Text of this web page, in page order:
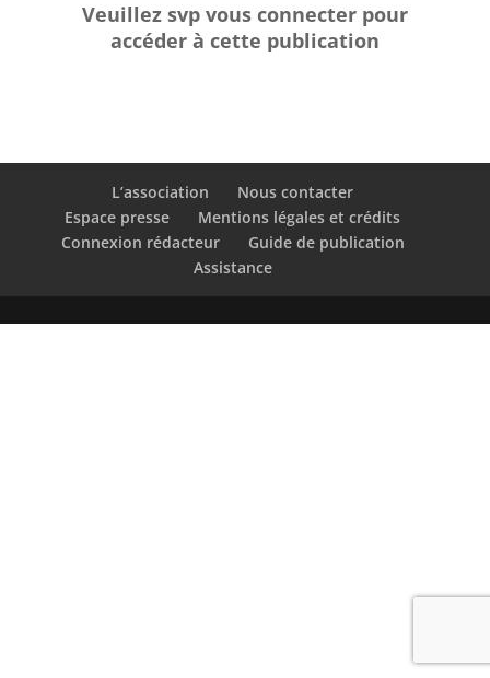
Veuillez svp vous connecter pour
accéder à cette publication
L’association
Nous contacter
Espace presse
Mentions légales et crédits
Connexion rédacteur
Guide de publication
Assistance